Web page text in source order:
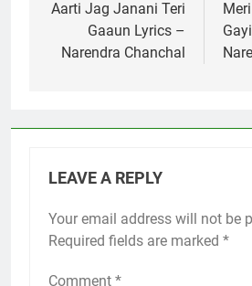
navigation
Aarti Jag Janani Teri
Gaaun Lyrics –
Narendra Chanchal
LEAVE A REPLY
Your email address will not be
Required fields are marked *
Comment *